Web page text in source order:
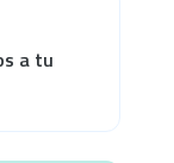
a tu